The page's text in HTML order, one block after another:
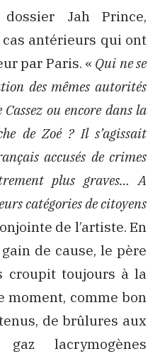
Jah Prince,
antérieurs qui ont
par Paris. « Qui ne se
des mêmes autorités
ou encore dans la
de Zoé ? Il s’agissait
accusés de crimes
plus graves… A
catégories de citoyens
de l’artiste. En
de cause, le père
croupit toujours à la
moment, comme bon
de brûlures aux
lacrymogènes